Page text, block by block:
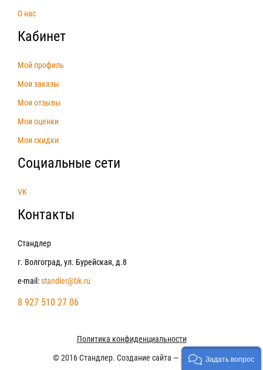
О нас
Кабинет
Мой профиль
Мои заказы
Мои отзывы
Мои оценки
Мои скидки
Социальные сети
VK
Контакты
Стандлер
г. Волгоград, ул. Бурейская, д.8
e-mail:standler@bk.ru
8 927 510 27 06
Политика конфиденциальности
© 2016 Стандлер. Создание сайта —
ЛегионАЗадать вопрос